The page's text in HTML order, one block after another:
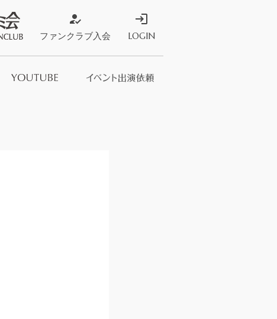
how_to_reg
ファンクラブ入会
login
LOGIN